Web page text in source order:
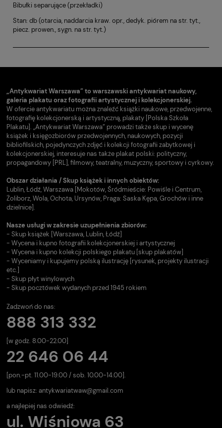
Bibułki separujące (przekładki)
Stan: db (otarcia, naddarcia kraw. opr., dedyk. piórem na str. tyt.,
piecz. prowen., sygn. na str. tyt.)
„Antykwariat Warszawa” to warszawski antykwariat naukowy,
galeria plakatu oraz fotografii artystycznej i kolekcjonerskiej.
W ofercie antykwariatu można znaleźć książki naukowe, przedwojenne,
fotografię kolekcjonerską i artystyczną, plakaty [Polska Szkoła
Plakatu]. „Antykwariat Warszawa” prowadzi także skup i wycenę
książek i księgozbiorów przedwojennych, naukowych, pozycji
bibliofilskich, pojedynczych zdjęć i kolekcji fotografii zabytkowej i
kolekcjonerskiej, interesuje nas także plakat polski: polityczny,
propagandowy [PRL], filmowy, teatralny, muzyczny, sportowy i cyrkowy.
Obszar działania / Skup książek i innych obiektów:
Lublin, Łódź, Warszawa [Mokotów, Śródmieście: Powiśle i Centrum,
Żoliborz, Wola, Ochota, Ursynów, Praga: Saska Kępa, Grochów i inne
dzielnice].
Nasze usługi w zakresie uzupełnienia zbiorów:
- Skup książek [Warszawa, Lublin, Łódź]
- Wycena i kupno fotografii kolekcjonerskiej i artystycznej
- Wycena i kupno kolekcji polskiego plakatu [skup plakatów]
- Wyceniamy i kupujemy polską ilustrację [rysunek, projekty ilustracji
etc.]
- Skup płyt winylowych
- Skup pocztówek wydanych przed 1945 rokiem
Zadzwoń do nas:
888 313 332
[w godz. 8.00-22.00]
22 646 06 44
[pon.-pt. 11.00-19.00 / sob. 10.00-14.00].
lub napisz: antykwariatwaw@gmail.com
a najlepiej nas odwiedź:
ul. Wiśniowa 63